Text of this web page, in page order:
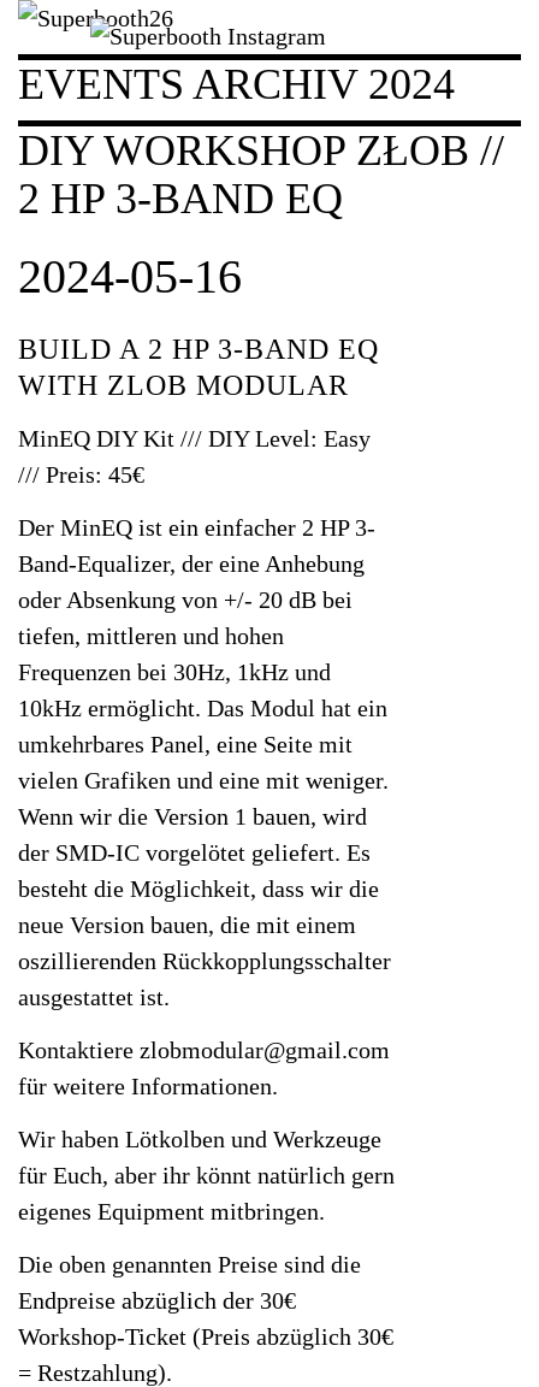
EVENTS ARCHIV 2024
DIY WORKSHOP ZŁOB //
2 HP 3-BAND EQ
2024-05-16
BUILD A 2 HP 3-BAND EQ
WITH ZLOB MODULAR
MinEQ DIY Kit /// DIY Level: Easy
/// Preis: 45€
Der MinEQ ist ein einfacher 2 HP 3-
Band-Equalizer, der eine Anhebung
oder Absenkung von +/- 20 dB bei
tiefen, mittleren und hohen
Frequenzen bei 30Hz, 1kHz und
10kHz ermöglicht. Das Modul hat ein
umkehrbares Panel, eine Seite mit
vielen Grafiken und eine mit weniger.
Wenn wir die Version 1 bauen, wird
der SMD-IC vorgelötet geliefert. Es
besteht die Möglichkeit, dass wir die
neue Version bauen, die mit einem
oszillierenden Rückkopplungsschalter
ausgestattet ist.
Kontaktiere zlobmodular@gmail.com
für weitere Informationen.
Wir haben Lötkolben und Werkzeuge
für Euch, aber ihr könnt natürlich gern
eigenes Equipment mitbringen.
Die oben genannten Preise sind die
Endpreise abzüglich der 30€
Workshop-Ticket (Preis abzüglich 30€
= Restzahlung).